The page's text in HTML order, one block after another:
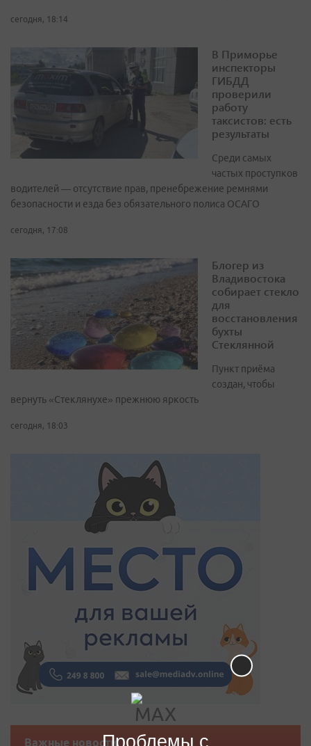
сегодня, 18:14
В Приморье
инспекторы
ГИБДД
проверили
работу
таксистов: есть
результаты
Среди самых
частых проступков
водителей — отсутствие прав, пренебрежение ремнями
безопасности и езда без обязательного полиса ОСАГО
сегодня, 17:08
Блогер из
Владивостока
собирает стекло
для
восстановления
бухты
Стеклянной
Пункт приёма
создан, чтобы
вернуть «Стеклянухе» прежнюю яркость
сегодня, 18:03
Важные новостиПроблемы с